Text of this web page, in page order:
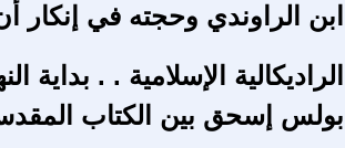
ابن الراوندي وحجته في إنكار
الراديكالية الإسلامية . . بداية
بولس إسحق بين الكتاب